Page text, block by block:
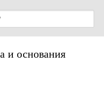
и основания